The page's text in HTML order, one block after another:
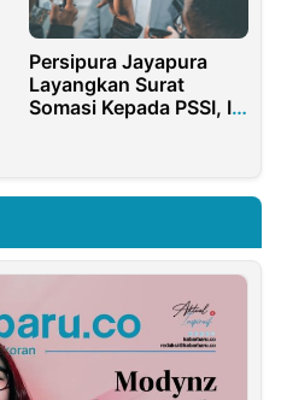
Persipura Jayapura
Layangkan Surat
Somasi Kepada PSSI, Ini